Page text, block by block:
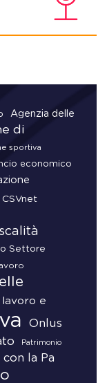
Agenzia delle
di
sportiva
economico
CSVnet
Settore
lavoro e
Onlus
Patrimonio
la Pa